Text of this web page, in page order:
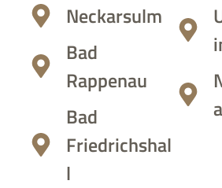
Neckarsulm
Bad
Rappenau
Bad
Friedrichshal
l